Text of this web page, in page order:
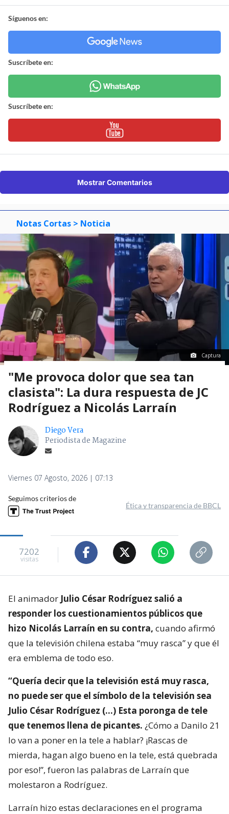
Síguenos en:
Suscríbete en:
Suscríbete en:
Mostrar Comentarios
Notas Cortas > Noticia
Captura
"Me provoca dolor que sea tan
clasista": La dura respuesta de JC
Rodríguez a Nicolás Larraín
Diego Vera
Periodista de Magazine
Viernes 07 Agosto, 2026 | 07:13
Seguimos criterios de
Ética y transparencia de BBCL
7202
visitas
El animador Julio César Rodríguez salió a
responder los cuestionamientos públicos que
hizo Nicolás Larraín en su contra, cuando afirmó
que la televisión chilena estaba “muy rasca” y que él
era emblema de todo eso.
“Quería decir que la televisión está muy rasca,
no puede ser que el símbolo de la televisión sea
Julio César Rodríguez (…) Esta poronga de tele
que tenemos llena de picantes. ¿Cómo a Danilo 21
lo van a poner en la tele a hablar? ¡Rascas de
mierda, hagan algo bueno en la tele, está quebrada
por eso!”, fueron las palabras de Larraín que
molestaron a Rodríguez.
Larraín hizo estas declaraciones en el programa